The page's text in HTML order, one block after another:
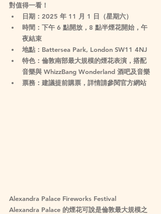
對值得一看！
日期 ：2025 年 11 月 1 日（星期六）
時間 ：下午 6 點開放，8 點半煙花開始，午
夜結束
地點 ：Battersea Park, London SW11 4NJ
特色：倫敦南部最大規模的煙花表演，搭配
音樂與 WhizzBang Wonderland 酒吧及音樂
票務 ：建議提前購票，詳情請參閱官方網站
Alexandra Palace Fireworks Festival
Alexandra Palace 的煙花可說是倫敦最大規模之